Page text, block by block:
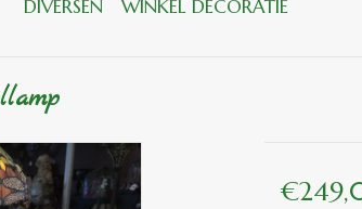
DIVERSEN
WINKEL DECORATIE